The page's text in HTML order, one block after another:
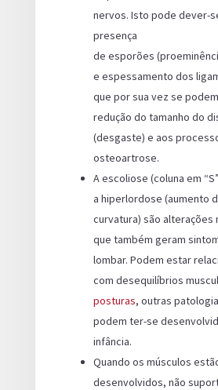
nervos. Isto pode dever-
presença
de esporões
e espessamento dos
que por sua vez se
redução do tamanho do
(desgaste) e aos
osteoartrose.
A escoliose (coluna em
a hiperlordose (aumento
curvatura) são alterações
que também geram
lombar. Podem estar
com desequilíbrios
posturas, outras
podem ter-se
infância.
Quando os músculos
desenvolvidos, não